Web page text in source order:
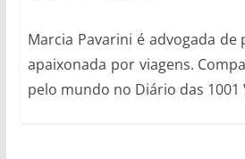
Marcia Pavarini é advogada
apaixonada por viagens.
pelo mundo no Diário das 1001